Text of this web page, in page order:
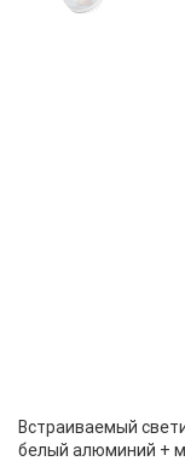
Встраиваемый
белый алюминий +